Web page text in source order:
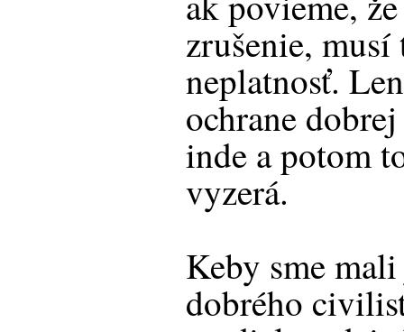
zrušenie,
neplatnosť.
ochrane
inde a potom
vyzerá.
Keby sme
dobrého